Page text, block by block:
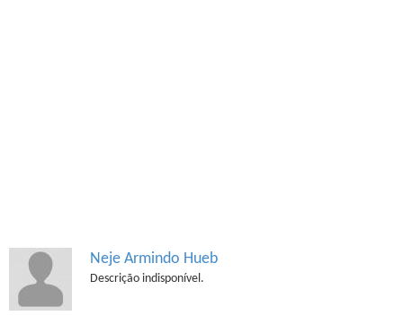
Neje Armindo Hueb
Descrição indisponível.